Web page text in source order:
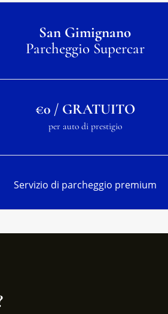
San Gimignano
Parcheggio Supercar
€0 / GRATUITO
per auto di prestigio
Servizio di parcheggio premium